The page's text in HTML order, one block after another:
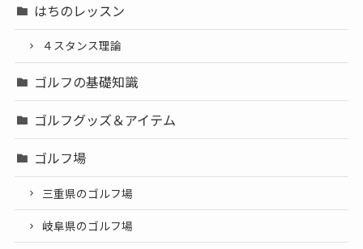
はちのレッスン
４スタンス理論
ゴルフの基礎知識
ゴルフグッズ＆アイテム
ゴルフ場
三重県のゴルフ場
岐阜県のゴルフ場